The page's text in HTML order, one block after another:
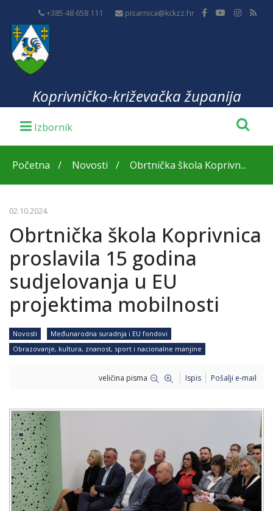
+385 48 658 111 pisarnica@kckzz.hr
Koprivničko-križevačka županija
Početna Novosti Obrtnička škola Koprivn...
02.10.2024.
Obrtnička škola Koprivnica
proslavila 15 godina
sudjelovanja u EU
projektima mobilnosti
Novosti
Međunarodna suradnja i EU fondovi
Obrazovanje, kultura, znanost, sport i nacionalne manjine
veličina pisma Ispis Pošalji e-mail